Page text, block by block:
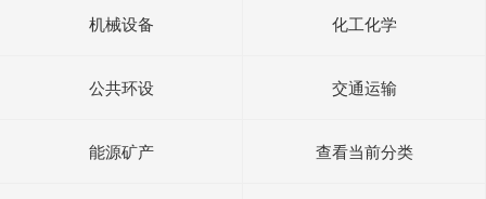
机械设备 化工化学
公共环设 交通运输
能源矿产 查看当前分类